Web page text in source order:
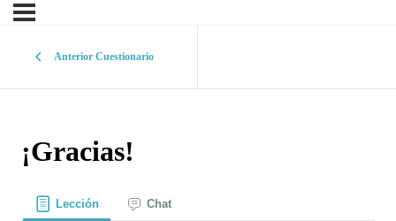
Anterior Cuestionario
¡Gracias!
Lección Chat